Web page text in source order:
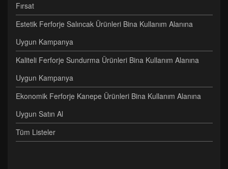
Fırsat
Estetik Ferforje Salıncak Ürünleri Bina Kullanım Alanına
Uygun Kampanya
Kaliteli Ferforje Sundurma Ürünleri Bina Kullanım Alanına
Uygun Kampanya
Ekonomik Ferforje Kanepe Ürünleri Bina Kullanım Alanına
Uygun Satın Al
Tüm Listeler